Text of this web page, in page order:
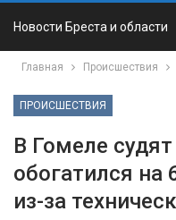
Новости Бреста и области
Главная Происшествия
ПРОИСШЕСТВИЯ
В Гомеле
обогатился на
из-за